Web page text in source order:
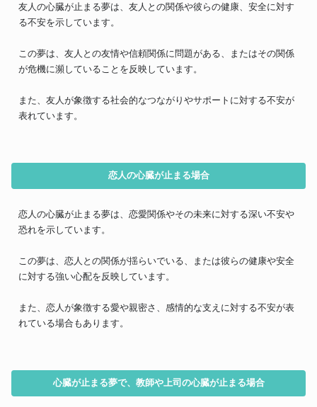
友人の心臓が止まる夢は、友人との関係や彼らの健康、安全に対す
る不安を示しています。
この夢は、友人との友情や信頼関係に問題がある、またはその関係
が危機に瀕していることを反映しています。
また、友人が象徴する社会的なつながりやサポートに対する不安が
表れています。
恋人の心臓が止まる場合
恋人の心臓が止まる夢は、恋愛関係やその未来に対する深い不安や
恐れを示しています。
この夢は、恋人との関係が揺らいでいる、または彼らの健康や安全
に対する強い心配を反映しています。
また、恋人が象徴する愛や親密さ、感情的な支えに対する不安が表
れている場合もあります。
心臓が止まる夢で、教師や上司の心臓が止まる場合